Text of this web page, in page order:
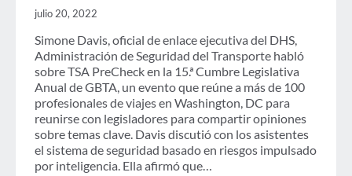
julio 20, 2022
Simone Davis, oficial de enlace ejecutiva del DHS,
Administración de Seguridad del Transporte habló
sobre TSA PreCheck en la 15.ª Cumbre Legislativa
Anual de GBTA, un evento que reúne a más de 100
profesionales de viajes en Washington, DC para
reunirse con legisladores para compartir opiniones
sobre temas clave. Davis discutió con los asistentes
el sistema de seguridad basado en riesgos impulsado
por inteligencia. Ella afirmó que…